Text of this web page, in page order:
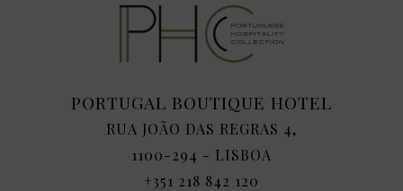
PORTUGAL BOUTIQUE HOTEL
RUA JOÃO DAS REGRAS 4,
1100-294 - LISBOA
+351 218 842 120